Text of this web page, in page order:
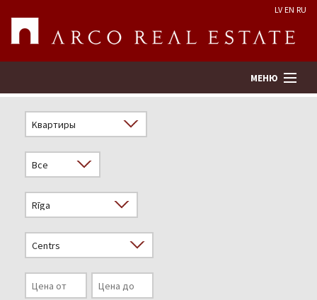
LV EN RU
МЕНЮ
Оценка недвижимости
Предприятие
Услуги
Kонтакты